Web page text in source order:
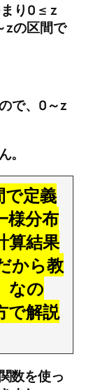
り0 ≤ z
zの区間で
で、0～z
。
で定義
様分布
算結果
から教
なの
で解説
数を使っ